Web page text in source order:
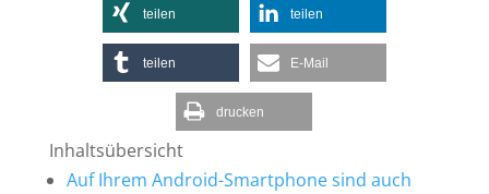
teilen teilen
teilen E-Mail
drucken
Inhaltsübersicht
Auf Ihrem Android-Smartphone sind auch